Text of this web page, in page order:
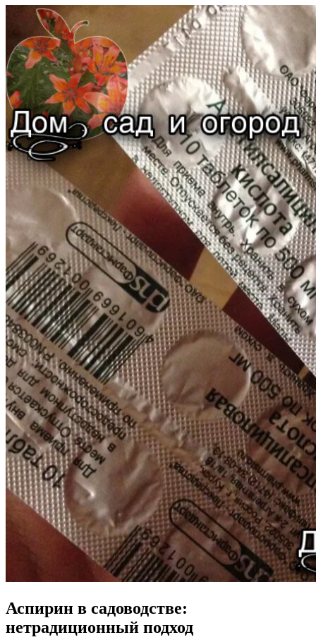
Аспирин в садоводстве:
нетрадиционный подход